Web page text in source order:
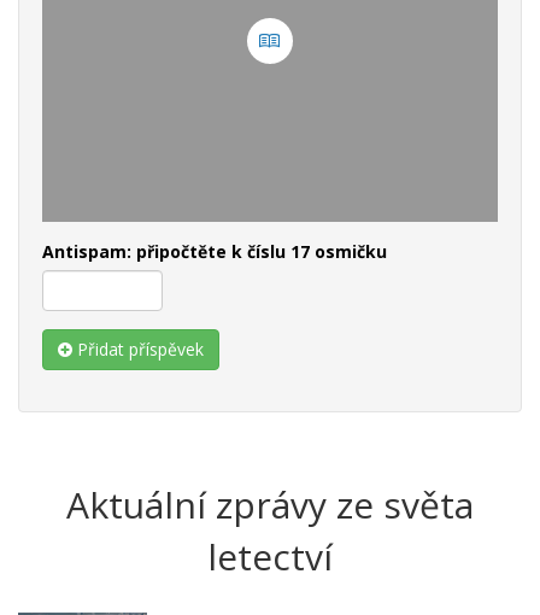
Antispam: připočtěte k číslu 17 osmičku
Přidat příspěvek
Aktuální zprávy ze světa
letectví